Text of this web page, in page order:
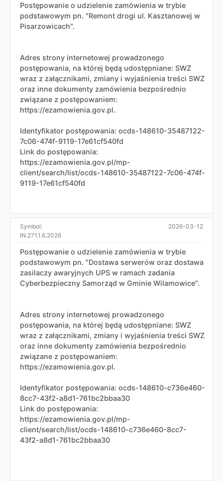
Postępowanie o udzielenie zamówienia w trybie
podstawowym pn. "Remont drogi ul. Kasztanowej w
Pisarzowicach".
Adres strony internetowej prowadzonego
postępowania, na której będą udostępniane: SWZ
wraz z załącznikami, zmiany i wyjaśnienia treści SWZ
oraz inne dokumenty zamówienia bezpośrednio
związane z postępowaniem:
https://ezamowienia.gov.pl.
Identyfikator postępowania: ocds-148610-35487122-
7c06-474f-9119-17e61cf540fd
Link do postępowania:
https://ezamowienia.gov.pl/mp-
client/search/list/ocds-148610-35487122-7c06-474f-
9119-17e61cf540fd
Symbol:
IN.271.1.6.2026
2026-03-12
Postępowanie o udzielenie zamówienia w trybie
podstawowym pn. "Dostawa serwerów oraz dostawa
zasilaczy awaryjnych UPS w ramach zadania
Cyberbezpieczny Samorząd w Gminie Wilamowice".
Adres strony internetowej prowadzonego
postępowania, na której będą udostępniane: SWZ
wraz z załącznikami, zmiany i wyjaśnienia treści SWZ
oraz inne dokumenty zamówienia bezpośrednio
związane z postępowaniem:
https://ezamowienia.gov.pl.
Identyfikator postępowania: ocds-148610-c736e460-
8cc7-43f2-a8d1-761bc2bbaa30
Link do postępowania:
https://ezamowienia.gov.pl/mp-
client/search/list/ocds-148610-c736e460-8cc7-
43f2-a8d1-761bc2bbaa30